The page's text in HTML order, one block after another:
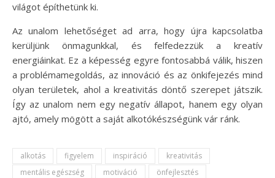
világot építhetünk ki.
Az unalom lehetőséget ad arra, hogy újra kapcsolatba
kerüljünk önmagunkkal, és felfedezzük a kreatív
energiáinkat. Ez a képesség egyre fontosabbá válik, hiszen
a problémamegoldás, az innováció és az önkifejezés mind
olyan területek, ahol a kreativitás döntő szerepet játszik.
Így az unalom nem egy negatív állapot, hanem egy olyan
ajtó, amely mögött a saját alkotókészségünk vár ránk.
alkotás figyelem inspiráció
kreativitás
mentális egészség
motiváció
önfejlesztés